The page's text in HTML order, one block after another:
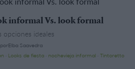
informal Vs. look formal
opciones ideales
porElba Saavedra
Looks de fiesta· nochevieja informal· Tintoretto